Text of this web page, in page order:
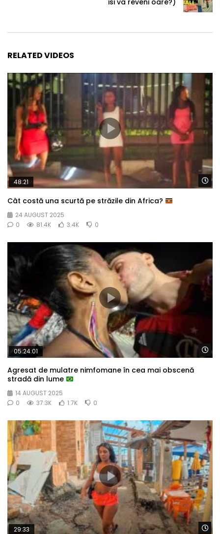
RELATED VIDEOS
48:21
Cât costă una scurtă pe străzile din Africa?
24 AUGUST 2025
0
81.4K 3.4K 0
05:24:01
Agresat de mulatre nimfomane în cea mai obscenă
stradă din lume
14 AUGUST 2025
0
37.3K 1.7K 0
29:33